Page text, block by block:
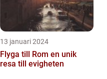
13 januari 2024
Flyga till Rom en unik
resa till evigheten